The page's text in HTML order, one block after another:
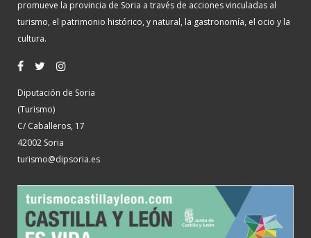
promueve la provincia de Soria a través de acciones vinculadas al
turismo, el patrimonio histórico, y natural, la gastronomía, el ocio y la
cultura.
Diputación de Soria
(Turismo)
C/ Caballeros, 17
42002 Soria
turismo@dipsoria.es